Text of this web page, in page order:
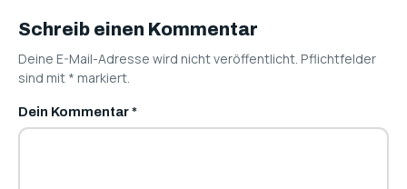
Schreib einen Kommentar
Deine E-Mail-Adresse wird nicht veröffentlicht. Pflichtfelder
sind mit * markiert.
Dein Kommentar*